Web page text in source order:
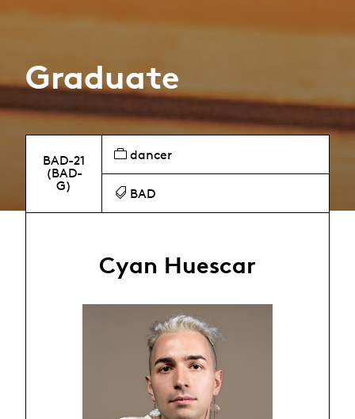
Graduate
BAD-21
(BAD-
G)
dancer
BAD
Cyan Huescar